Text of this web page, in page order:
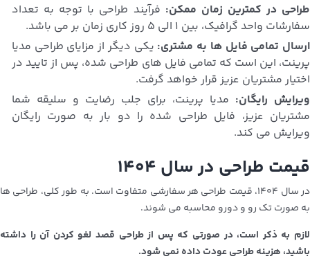
طراحی در کمترین زمان ممکن: فرآیند طراحی با توجه به تعداد
سفارشات واحد گرافیک، بین ۱ الی ۵ روز کاری زمان بر می باشد.
ارسال تمامی فایل ها به مشتری: یکی دیگر از مزایای طراحی مدیا
پرینت، این است که تمامی فایل های طراحی شده، پس از تایید در
اختیار مشتریان عزیز قرار خواهد گرفت.
ویرایش رایگان: مدیا پرینت، برای جلب رضایت و سلیقه شما
مشتریان عزیز، فایل طراحی شده را دو بار به صورت رایگان
ویرایش می کند.
قیمت طراحی در سال ۱۴۰۴
در سال ۱۴۰۴، قیمت طراحی هر سفارشی متفاوت است. به طور کلی، طراحی ها
به صورت تک رو و دورو محاسبه می شوند.
لازم به ذکر است، در صورتی که پس از طراحی قصد لغو کردن آن را داشته
باشید، هزینه طراحی عودت داده نمی شود.